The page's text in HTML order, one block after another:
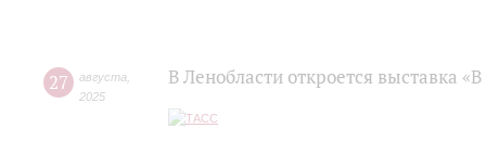
27 августа
2025
В Ленобласти откроется выставка